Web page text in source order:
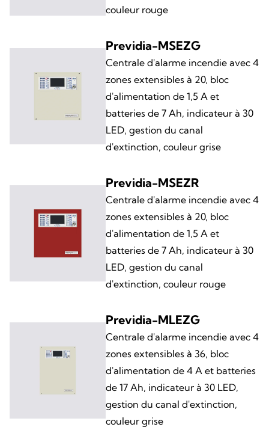
couleur rouge
Previdia-MSEZG
Centrale d'alarme incendie avec 4
zones extensibles à 20, bloc
d'alimentation de 1,5 A et
batteries de 7 Ah, indicateur à 30
LED, gestion du canal
d'extinction, couleur grise
Previdia-MSEZR
Centrale d'alarme incendie avec 4
zones extensibles à 20, bloc
d'alimentation de 1,5 A et
batteries de 7 Ah, indicateur à 30
LED, gestion du canal
d'extinction, couleur rouge
Previdia-MLEZG
Centrale d'alarme incendie avec 4
zones extensibles à 36, bloc
d'alimentation de 4 A et batteries
de 17 Ah, indicateur à 30 LED,
gestion du canal d'extinction,
couleur grise